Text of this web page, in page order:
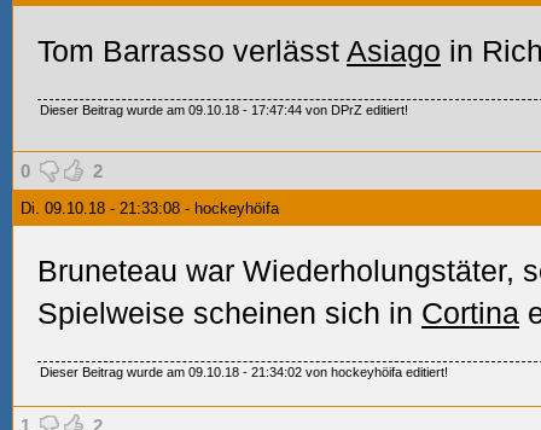
Tom Barrasso verlässt Asiago in
Dieser Beitrag wurde am 09.10.18 - 17:47:44 von DPrZ editiert!
0 2
Di. 09.10.18 - 21:33:08 - hockeyhöifa
Bruneteau war Wiederholungstäter,
Spielweise scheinen sich in Cortina
Dieser Beitrag wurde am 09.10.18 - 21:34:02 von hockeyhöifa editiert!
1 2